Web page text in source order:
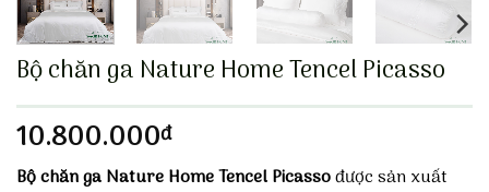
Bộ chăn ga Nature Home Tencel Picasso
10.800.000đ
Bộ chăn ga Nature Home Tencel Picassođược sản xuất